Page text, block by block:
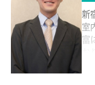
新
室
富